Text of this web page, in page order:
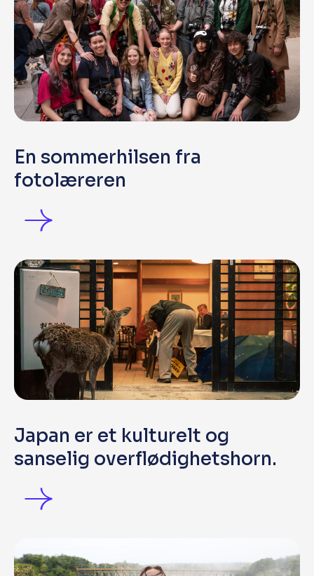
En sommerhilsen fra
fotolæreren
Japan er et kulturelt og
sanselig overflødighetshorn.